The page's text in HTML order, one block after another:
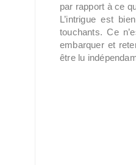
par rapport à ce
L’intrigue est
touchants. Ce
embarquer et
être lu